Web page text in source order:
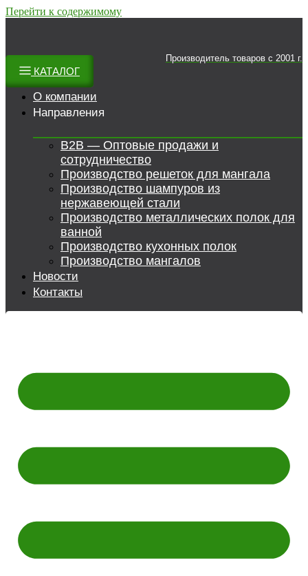
Перейти к содержимому
Производитель товаров c 2001 г.
КАТАЛОГ
О компании
Направления
B2B — Оптовые продажи и
сотрудничество
Производство решеток для мангала
Производство шампуров из
нержавеющей стали
Производство металлических полок для
ванной
Производство кухонных полок
Производство мангалов
Новости
Контакты